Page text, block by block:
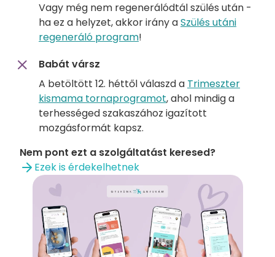
Vagy még nem regenerálódtál szülés után -
ha ez a helyzet, akkor irány aSzülés utáni
regeneráló program!
Babát vársz
A betöltött 12. héttől válaszd a Trimeszter
kismama tornaprogramot, ahol mindig a
terhességed szakaszához igazított
mozgásformát kapsz.
Nem pont ezt a szolgáltatást keresed?
Ezek is érdekelhetnek